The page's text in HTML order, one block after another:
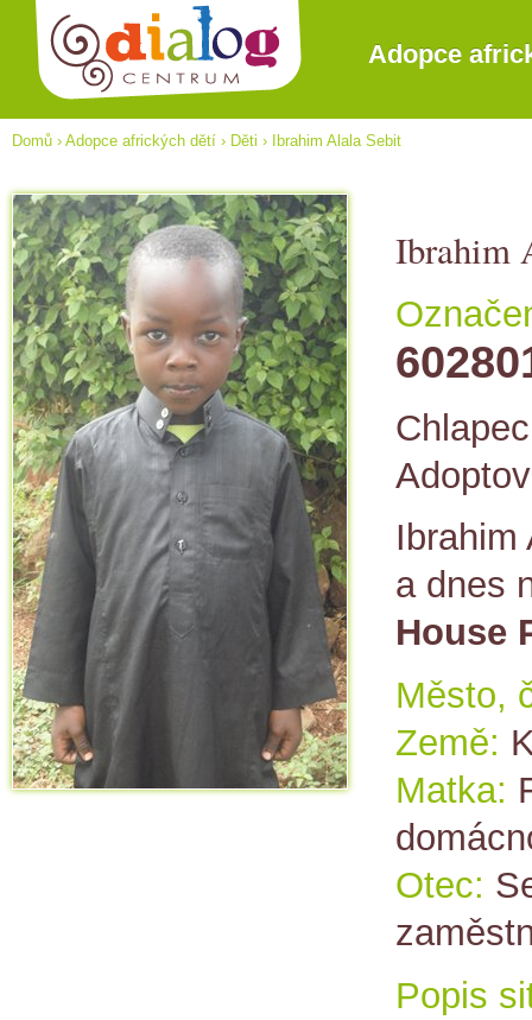
Adopce
Domů › Adopce afrických dětí › Děti › Ibrahim Alala Sebit
Ibrahim
Ibrahim
a dnes
House
Město,
Země:
Matka:
Otec:
Popis